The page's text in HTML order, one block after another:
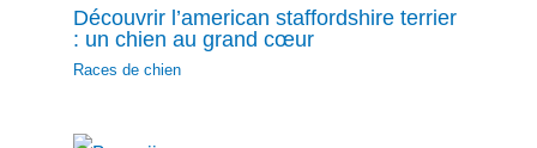
Découvrir l’american staffordshire terrier
: un chien au grand cœur
Races de chien